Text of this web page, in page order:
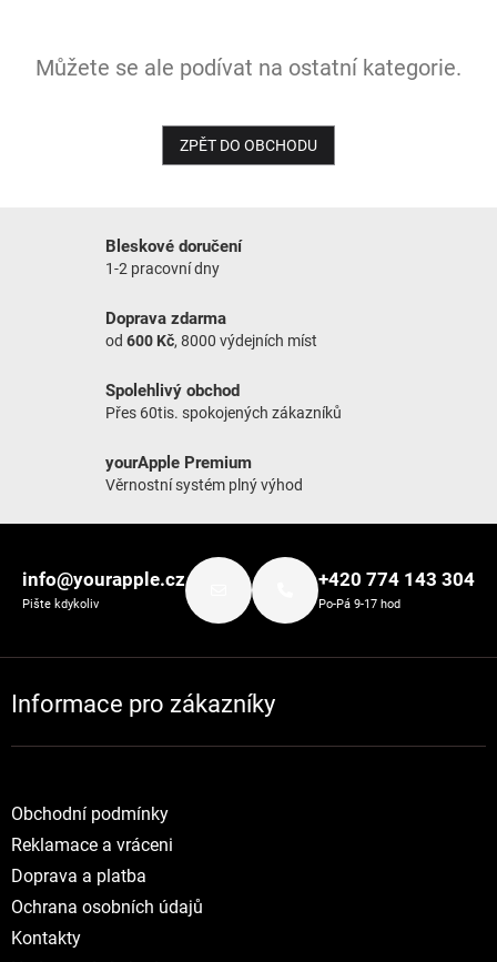
Můžete se ale podívat na ostatní kategorie.
ZPĚT DO OBCHODU
Bleskové doručení
1-2 pracovní dny
Doprava zdarma
od 600 Kč, 8000 výdejních míst
Spolehlivý obchod
Přes 60tis. spokojených zákazníků
yourApple Premium
Věrnostní systém plný výhod
info@yourapple.cz
Pište kdykoliv
+420 774 143 304
Po-Pá 9-17 hod
Informace pro zákazníky
Obchodní podmínky
Reklamace a vráceni
Doprava a platba
Ochrana osobních údajů
Kontakty